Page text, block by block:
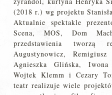
(2018 r.) wg projektu
Aktualnie spektakle
Scena, MOS, Dom
przedstawienia
Augustynowicz,
Agnieszka Glińska,
Wojtek Klemm i Cezary
teatr realizuje wiele